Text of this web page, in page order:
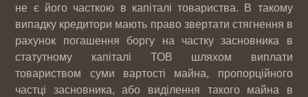
не є його часткою в капіталі товариства. В такому
випадку кредитори мають право звертати стягнення в
рахунок погашення боргу на частку засновника в
статутному капіталі ТОВ шляхом виплати
товариством суми вартості майна, пропорційного
частці засновника, або виділення такого майна в